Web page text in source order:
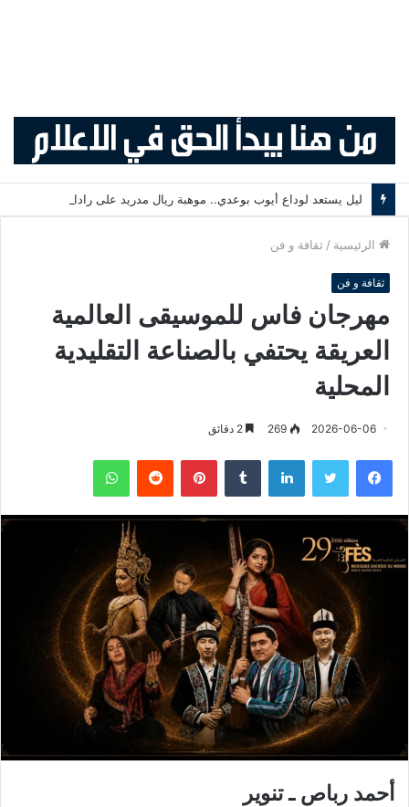
الرئيسية / ثقافة و فن
ثقافة و فن
مهرجان فاس للموسيقى العالمية
العريقة يحتفي بالصناعة التقليدية
المحلية
2026-06-06
269
فيسبوك لينكدإن بينتيريست
أحمد رباص ـ تنوير